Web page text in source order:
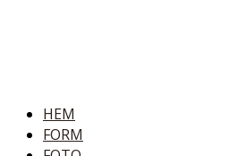
HEM
FORM